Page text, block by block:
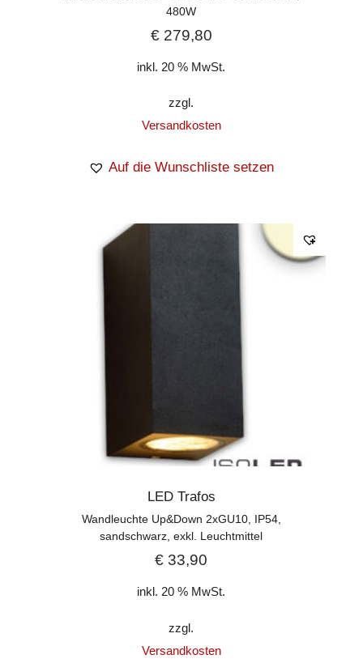
480W
€279,80
inkl. 20 % MwSt.
zzgl.
Versandkosten
Auf die Wunschliste setzen
LED Trafos
Wandleuchte Up&Down 2xGU10, IP54,
sandschwarz, exkl. Leuchtmittel
€ 33,90
inkl. 20 % MwSt.
zzgl.
Versandkosten